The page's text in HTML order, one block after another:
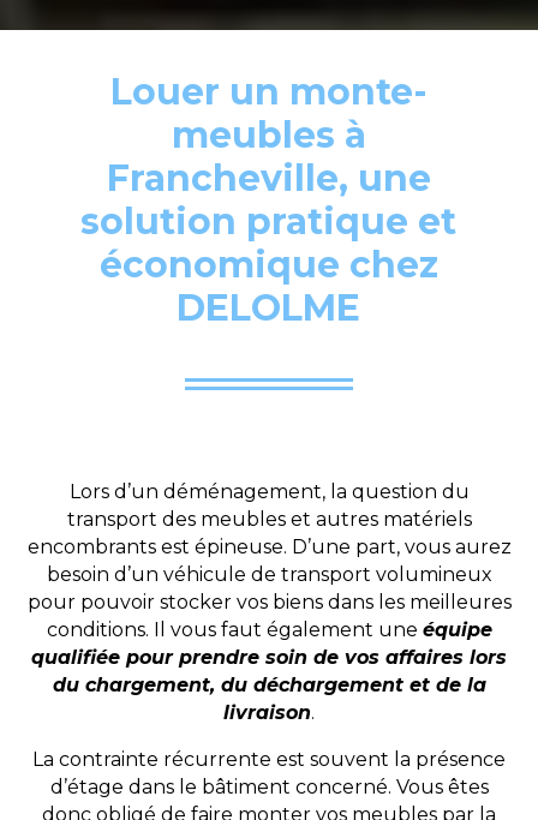
Louer un monte-
meubles à
Francheville, une
solution pratique et
économique chez
DELOLME
Lors d’un déménagement, la question du
transport des meubles et autres matériels
encombrants est épineuse. D’une part, vous aurez
besoin d’un véhicule de transport volumineux
pour pouvoir stocker vos biens dans les meilleures
conditions. Il vous faut également une équipe
qualifiée pour prendre soin de vos affaires lors
du chargement, du déchargement et de la
livraison.
La contrainte récurrente est souvent la présence
d’étage dans le bâtiment concerné. Vous êtes
donc obligé de faire monter vos meubles par la